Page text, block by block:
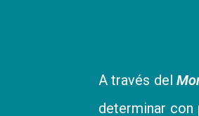
A través del
determinar con